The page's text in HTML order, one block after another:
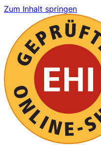
Zum Inhalt springen